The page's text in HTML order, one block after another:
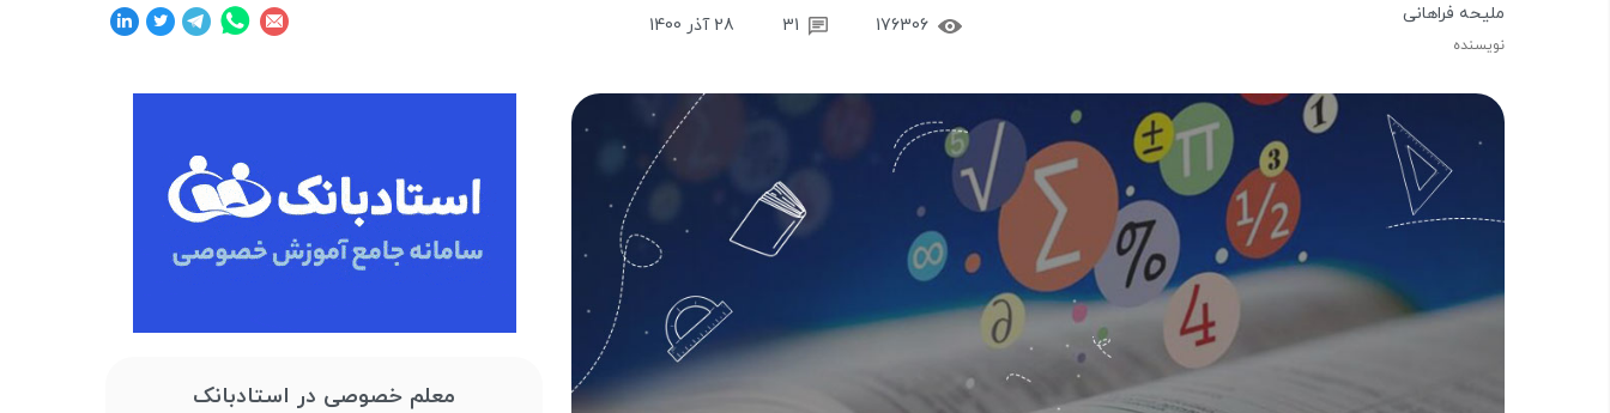
ملیحه فراهانی
نویسنده
176306
31 28 آذر 1400
معلم خصوصی در استادبانک